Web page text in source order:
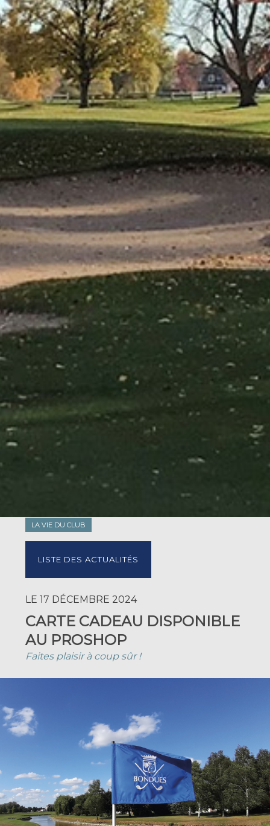
LA VIE DU CLUB
LISTE DES ACTUALITÉS
LE 17 DÉCEMBRE 2024
CARTE CADEAU DISPONIBLE
AU PROSHOP
Faites plaisir à coup sûr !